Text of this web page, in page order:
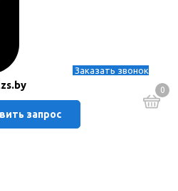
Заказать звонок
запрос
0